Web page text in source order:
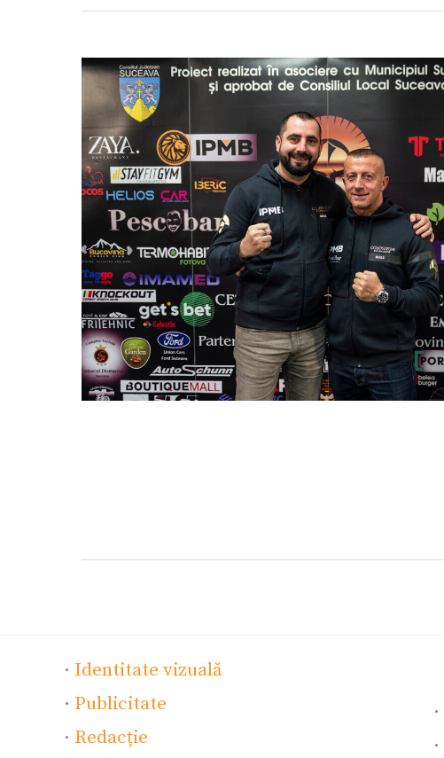
· Identitate vizuală
· Publicitate
· Redacție
·
·